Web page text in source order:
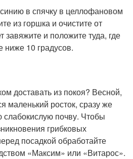
в спячку в целлофановом
из горшка и очистите от
и положите туда, где
ниже 10 градусов.
доставать из покоя? Весной,
маленький росток, сразу же
слабокислую почву. Чтобы
грибковых
посадкой обработайте
«Максим» или «Витарос».